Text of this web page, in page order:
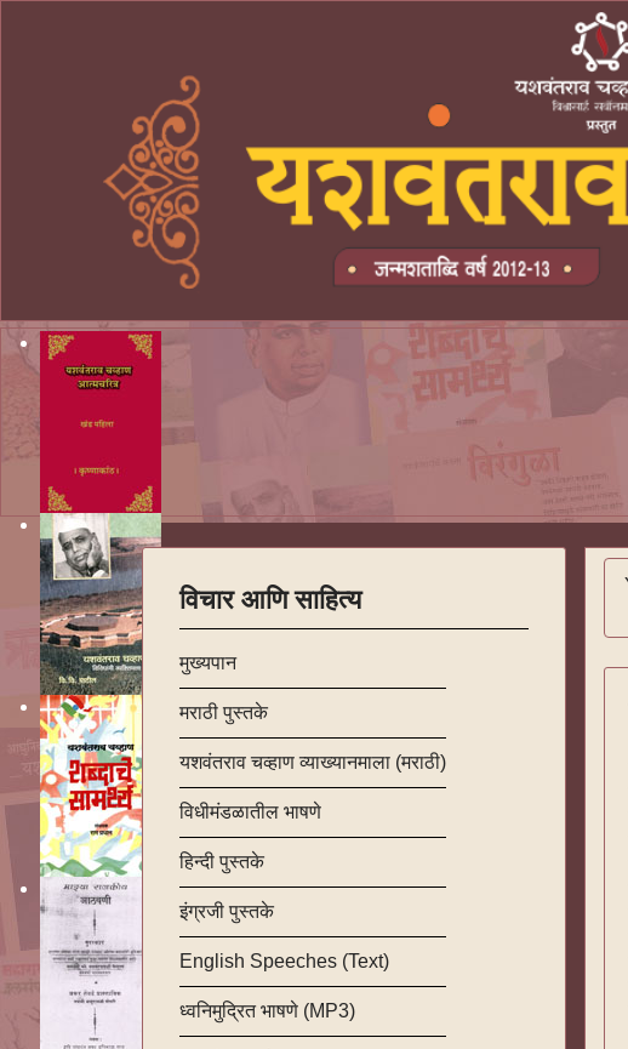
विचार आणि साहित्य
मुख्यपान
मराठी पुस्तके
यशवंतराव चव्हाण व्याख्यानमाला (मराठी)
विधीमंडळातील भाषणे
हिन्दी पुस्तके
इंग्रजी पुस्तके
English Speeches (Text)
ध्वनिमुद्रित भाषणे (MP3)